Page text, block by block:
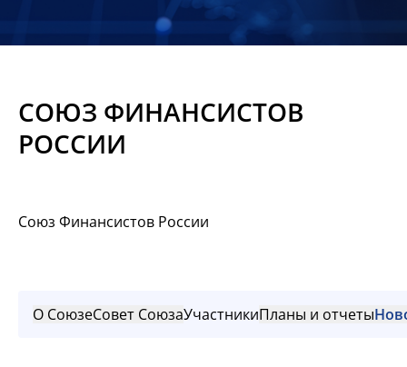
Материалы
СОЮЗ ФИНАНСИСТОВ
РОССИИ
Союз Финансистов России
О СоюзеСовет СоюзаУчастникиПланы и отчеты